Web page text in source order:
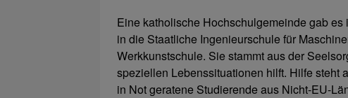
Eine katholische Hochschulgemeinde gab
in die Staatliche Ingenieurschule für
Werkkunstschule. Sie stammt aus der
speziellen Lebenssituationen hilft. Hilfe steht
in Not geratene Studierende aus Nicht-EU-